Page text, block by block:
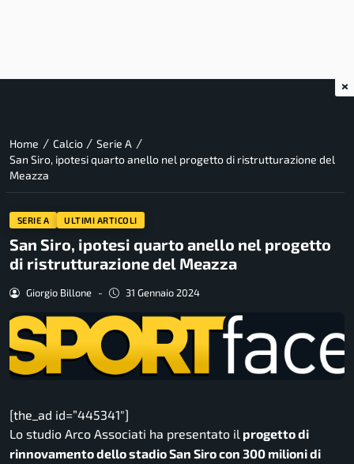
Home / Calcio / Serie A /
San Siro, ipotesi quarto anello nel progetto di ristrutturazione del
Meazza
SERIE A ULTIMI ARTICOLI
San Siro, ipotesi quarto anello nel progetto
di ristrutturazione del Meazza
Giorgio Billone - 31 Gennaio 2024
[the_ad id=”445341″]
Lo studio Arco Associati ha presentato il progetto di
rinnovamento dello stadio San Siro con 300 milioni di
×